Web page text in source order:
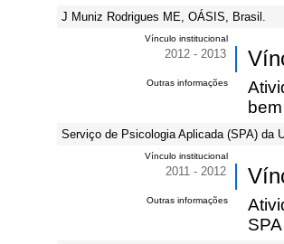
J Muniz Rodrigues ME, OÁSIS, Brasil.
Vínculo institucional
2012 - 2013
Outras informações
Serviço de Psicologia Aplicada (SPA) da
Vínculo institucional
2011 - 2012
Outras informações